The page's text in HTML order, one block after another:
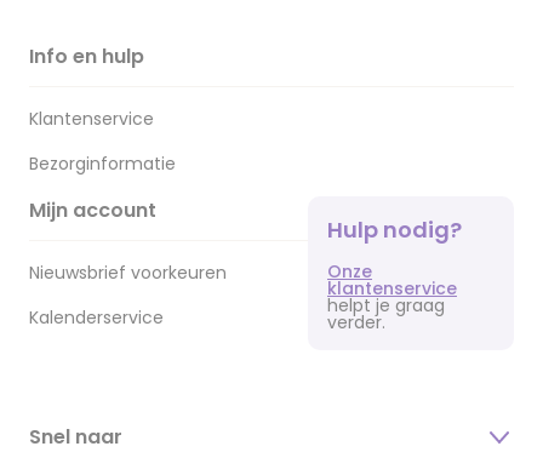
Info en hulp
Klantenservice
Bezorginformatie
Mijn account
Nieuwsbrief voorkeuren
Kalenderservice
Hulp nodig?
Onze
klantenservice
helpt je graag
verder.
Snel naar